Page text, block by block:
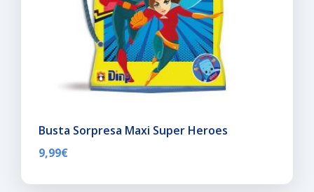
Busta Sorpresa Maxi Super Heroes
9,99€